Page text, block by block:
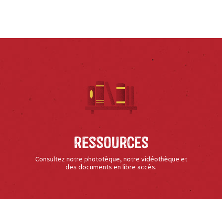
Ressources
Consultez notre phototèque, notre vidéothèque et
des documents en libre accès.